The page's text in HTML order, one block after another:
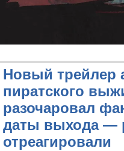
Новый трейлер
пиратского
разочаровал
даты выхода —
отреагировали